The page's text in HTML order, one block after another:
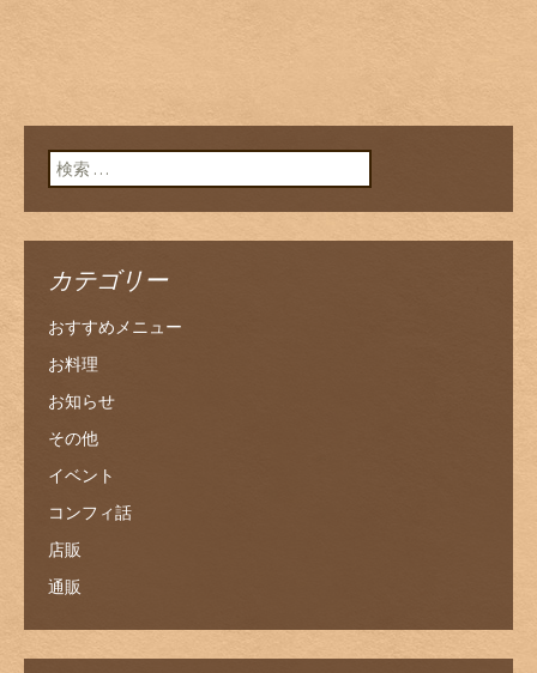
検索:
カテゴリー
おすすめメニュー
お料理
お知らせ
その他
イベント
コンフィ話
店販
通販